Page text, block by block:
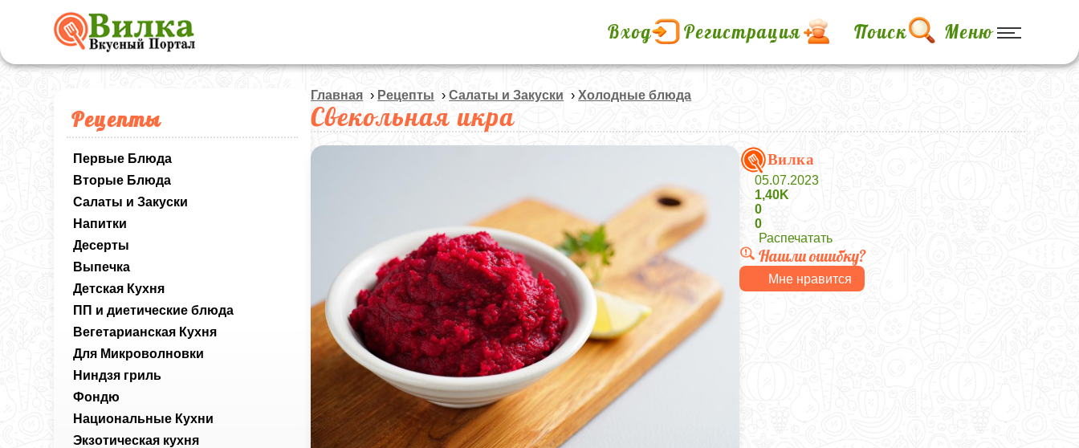
Вход Регистрация Поиск Меню
Рецепты
Первые Блюда
Вторые Блюда
Салаты и Закуски
Напитки
Десерты
Выпечка
Детская Кухня
ПП и диетические блюда
Вегетарианская Кухня
Для Микроволновки
Ниндзя гриль
Фондю
Национальные Кухни
Экзотическая кухня
Главная › Рецепты ›Салаты и Закуски ›Холодные блюда
Свекольная икра
Вилка
05.07.2023
1,40K
0
0
Распечатать
Нашли ошибку?
Мне нравится